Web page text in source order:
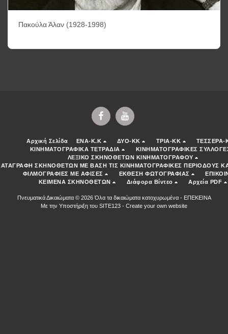
Πακούλα Άλαν (1928-1998)
Αρχική Σελίδα ENA-K.K ΔΥΟ-ΚΚ ΤΡΙΑ-ΚΚ
ΤΕΣΣΕΡΑ-
ΚΙΝΗΜΑΤΟΓΡΑΦΙΚΑ ΤΕΤΡΑΔΙΑ
ΚΙΝΗΜΑΤΟΓΡΑΦΙΚΕΣ
ΛΕΞΙΚΟ ΣΚΗΝΟΘΕΤΩΝ ΚΙΝΗΜΑΤΟΓΡΑΦΟΥ
ΣΚΗΝΟΘΕΤΩΝ ΜΕ ΒΑΣΗ ΤΙΣ ΚΙΝΗΜΑΤΟΓΡΑΦΙΚΕΣ ΠΕΡΙΟΔΟΥΣ
ΦΙΛΜΟΓΡΑΦΙΕΣ ΜΕ ΑΦΙΣΕΣ
ΕΚΘΕΣΗ ΦΩΤΟΓΡΑΦΙΑΣ
ΚΕΙΜΕΝΑ ΣΚΗΝΟΘΕΤΩΝ
Διάφορα Βίντεο Αρχεία PDF
Πνευματικά Δικαιώματα © 2026 Όλα τα δικαιώματα κατοχυρωμένα - ΕΠΕΚΕΙΝΑ
Με την Υποστήριξη του SITE123 - Create your own website